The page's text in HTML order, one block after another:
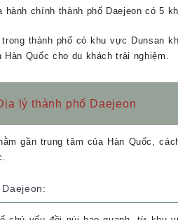
hành chính thành phố Daejeon có 5
trong thành phố có khu vực Dunsan
Hàn Quốc cho du khách trải nghiệm.
lý thành phố Daejeon
gần trung tâm của Hàn Quốc,